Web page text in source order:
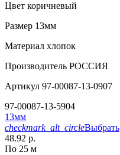
Цвет коричневый
Размер 13мм
Материал хлопок
Производитель РОССИЯ
Артикул 97-00087-13-0907
97-00087-13-5904
13мм
checkmark_alt_circleВыбрать
48.92 р.
По 25 м